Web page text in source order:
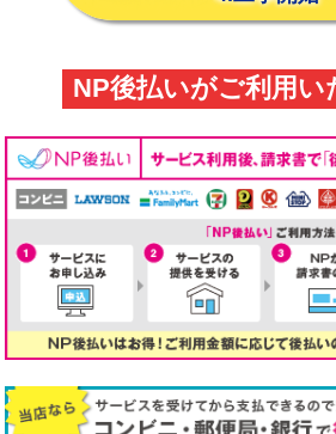
NP後払いがご利用い